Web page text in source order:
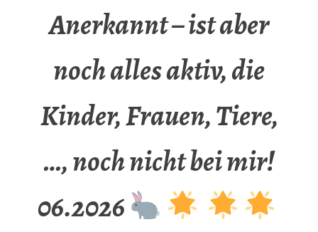
Anerkannt – ist aber
noch alles aktiv, die
Kinder, Frauen, Tiere,
…, noch nicht bei mir!
06.2026